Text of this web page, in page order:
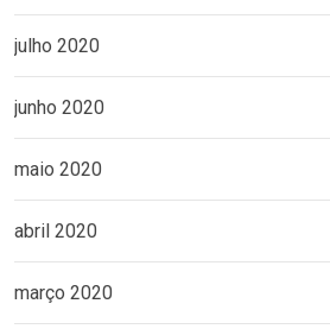
julho 2020
junho 2020
maio 2020
abril 2020
março 2020